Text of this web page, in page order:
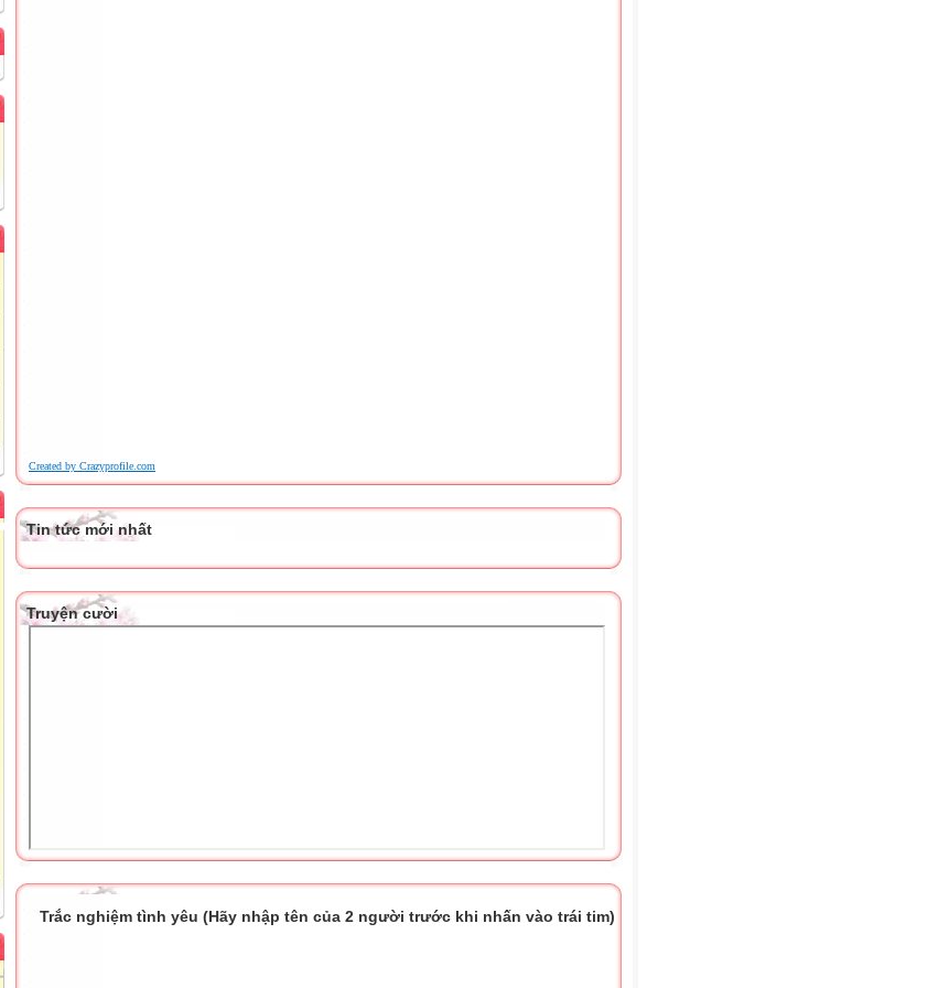
Created by Crazyprofile.com
Tin tức mới nhất
Truyện cười
Trắc nghiệm tình yêu (Hãy nhập tên của 2 người trước khi nhấn vào trái tim)